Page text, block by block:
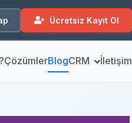
Ücretsiz Kayıt Ol
ÇözümlerBlogCRM İletişim